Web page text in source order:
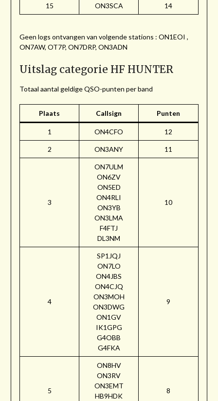
15 ON3SCA 14
Geen logs ontvangen van volgende stations : ON1EOI ,
ON7AW, OT7P, ON7DRP, ON3ADN
Uitslag categorie HF HUNTER
Totaal aantal geldige QSO-punten per band
Plaats Callsign Punten
1 ON4CFO 12
2 ON3ANY 11
3
ON7ULM
ON6ZV
ON5ED
ON4RLI
ON3YB
ON3LMA
F4FTJ
DL3NM
10
4
SP1JQJ
ON7LO
ON4JBS
ON4CJQ
ON3MOH
ON3DWG
ON1GV
IK1GPG
G4OBB
G4FKA
9
5
ON8HV
ON3RV
ON3EMT
HB9HDK
8